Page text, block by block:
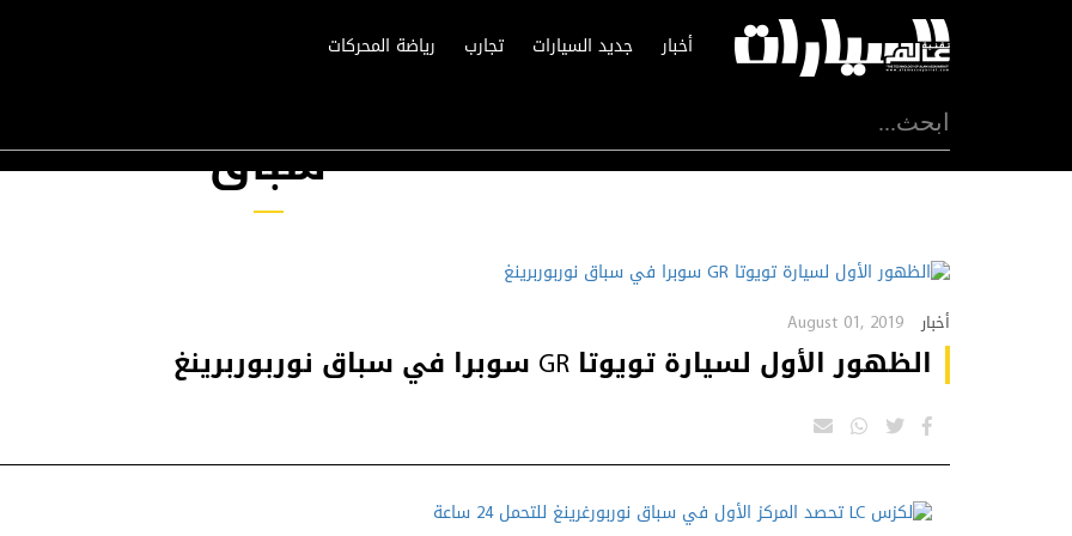
أخبار جديد السيارات تجارب رياضة المحركات
سباق
أخبار August 01, 2019
الظهور الأول لسيارة تويوتا GR سوبرا في سباق نوربوربرينغ